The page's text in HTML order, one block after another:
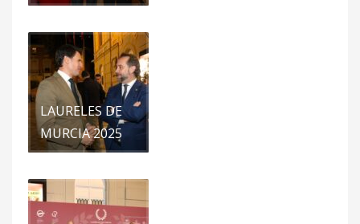
LAURELES DE
MURCIA 2025